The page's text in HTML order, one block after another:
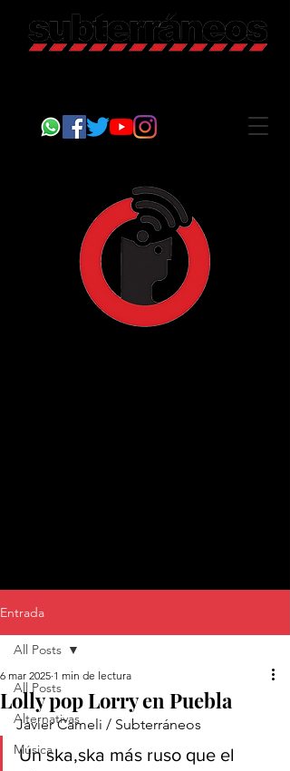
Entrada
All Posts
Alternativas
Música
All Posts
Lolly pop Lorry en Puebla
6 mar 2025 1 min de lectura
Javier Cameli / Subterráneos
Un ska,ska más ruso que el